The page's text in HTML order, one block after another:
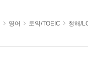
영어 토익/TOEIC 청해/